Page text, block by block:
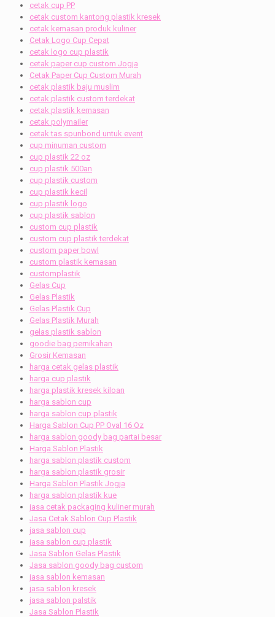
cetak cup PP
cetak custom kantong plastik kresek
cetak kemasan produk kuliner
Cetak Logo Cup Cepat
cetak logo cup plastik
cetak paper cup custom Jogja
Cetak Paper Cup Custom Murah
cetak plastik baju muslim
cetak plastik custom terdekat
cetak plastik kemasan
cetak polymailer
cetak tas spunbond untuk event
cup minuman custom
cup plastik 22 oz
cup plastik 500an
cup plastik custom
cup plastik kecil
cup plastik logo
cup plastik sablon
custom cup plastik
custom cup plastik terdekat
custom paper bowl
custom plastik kemasan
customplastik
Gelas Cup
Gelas Plastik
Gelas Plastik Cup
Gelas Plastik Murah
gelas plastik sablon
goodie bag pernikahan
Grosir Kemasan
harga cetak gelas plastik
harga cup plastik
harga plastik kresek kiloan
harga sablon cup
harga sablon cup plastik
Harga Sablon Cup PP Oval 16 Oz
harga sablon goody bag partai besar
Harga Sablon Plastik
harga sablon plastik custom
harga sablon plastik grosir
Harga Sablon Plastik Jogja
harga sablon plastik kue
jasa cetak packaging kuliner murah
Jasa Cetak Sablon Cup Plastik
jasa sablon cup
jasa sablon cup plastik
Jasa Sablon Gelas Plastik
Jasa sablon goody bag custom
jasa sablon kemasan
jasa sablon kresek
jasa sablon palstik
Jasa Sablon Plastik